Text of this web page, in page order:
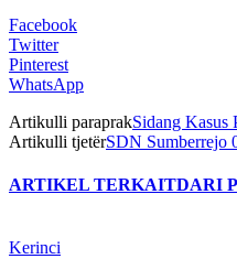
Facebook
Twitter
Pinterest
WhatsApp
Artikulli paraprakSidang
Artikulli tjetërSDN Sumberrejo
ARTIKEL TERKAITDARI
Kerinci